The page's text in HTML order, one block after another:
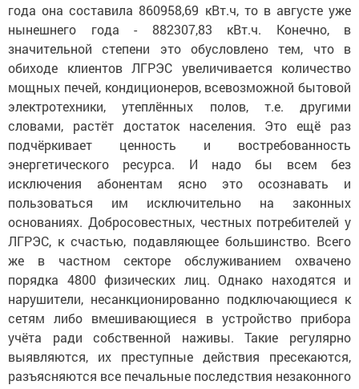
года она составила 860958,69 кВт.ч, то в августе уже
нынешнего года - 882307,83 кВт.ч. Конечно, в
значительной степени это обусловлено тем, что в
обиходе клиентов ЛГРЭС увеличивается количество
мощных печей, кондиционеров, всевозможной бытовой
электротехники, утеплённых полов, т.е. другими
словами, растёт достаток населения. Это ещё раз
подчёркивает ценность и востребованность
энергетического ресурса. И надо бы всем без
исключения абонентам ясно это осознавать и
пользоваться им исключительно на законных
основаниях. Добросовестных, честных потребителей у
ЛГРЭС, к счастью, подавляющее большинство. Всего
же в частном секторе обслуживанием охвачено
порядка 4800 физических лиц. Однако находятся и
нарушители, несанкционированно подключающиеся к
сетям либо вмешивающиеся в устройство прибора
учёта ради собственной наживы. Такие регулярно
выявляются, их преступные действия пресекаются,
разъясняются все печальные последствия незаконного